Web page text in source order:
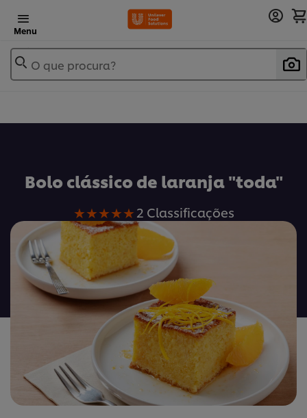
Menu
O que procura?
Bolo clássico de laranja "toda"
A
classificação
média
deste
Bolo
clássico
de
laranja
&quot;toda&quot;
é
5.0
de
2 Classificações